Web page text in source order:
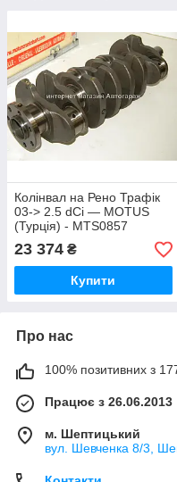
Колінвал на Рено Трафік
03-> 2.5 dCi — MOTUS
(Турція) - MTS0857
23 374 ₴
Купити
Про нас
100% позитивних з 177
Працює з 26.06.2013
м. Шептицький
вул. Шевченка 8/3,